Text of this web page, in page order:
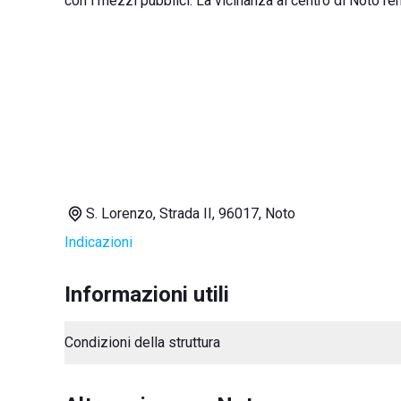
S. Lorenzo, Strada II, 96017, Noto
Indicazioni
Informazioni utili
Condizioni della struttura